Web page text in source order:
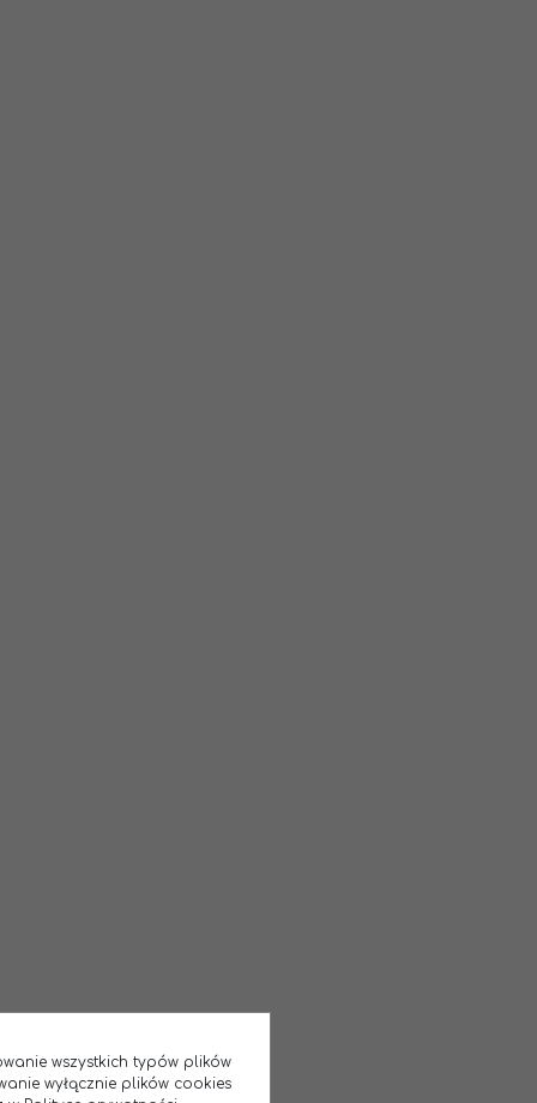
wszystkich typów plików
wyłącznie plików cookies